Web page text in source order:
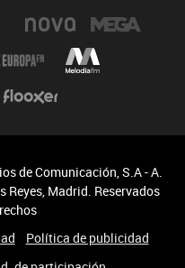
de Comunicación, S.A - A.
Reyes, Madrid. Reservados
Política de publicidad